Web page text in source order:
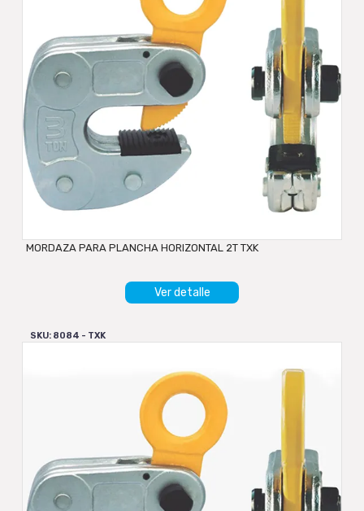
MORDAZA PARA PLANCHA HORIZONTAL 2T TXK
Ver detalle
SKU: 8084 - TXK